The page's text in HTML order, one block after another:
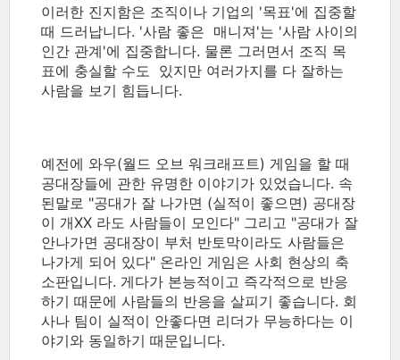
이러한 진지함은 조직이나 기업의 '목표'에 집중할
때 드러납니다. '사람 좋은 매니져'는 '사람 사이의
인간 관계'에 집중합니다. 물론 그러면서 조직 목
표에 충실할 수도 있지만 여러가지를 다 잘하는
사람을 보기 힘듭니다.
예전에 와우(월드 오브 워크래프트) 게임을 할 때
공대장들에 관한 유명한 이야기가 있었습니다. 속
된말로 "공대가 잘 나가면 (실적이 좋으면) 공대장
이 개XX 라도 사람들이 모인다" 그리고 "공대가 잘
안나가면 공대장이 부처 반토막이라도 사람들은
나가게 되어 있다" 온라인 게임은 사회 현상의 축
소판입니다. 게다가 본능적이고 즉각적으로 반응
하기 때문에 사람들의 반응을 살피기 좋습니다. 회
사나 팀이 실적이 안좋다면 리더가 무능하다는 이
야기와 동일하기 때문입니다.